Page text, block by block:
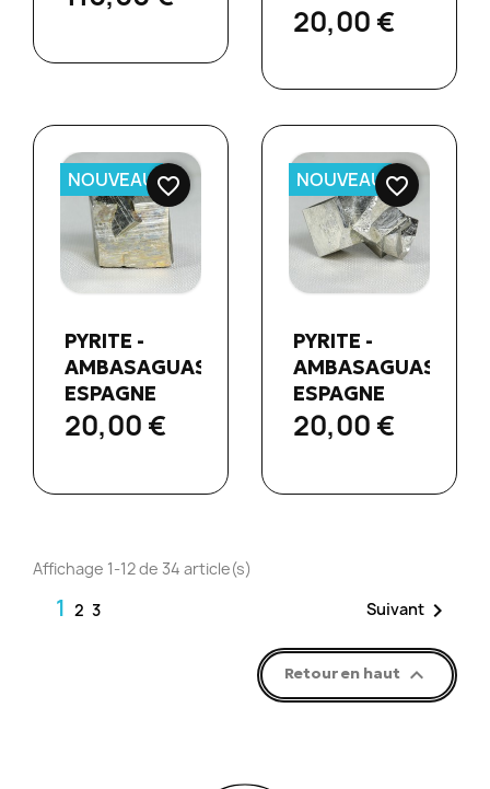
20,00 €
rapide
PYRITE -
AMBASAGUAS,
ESPAGNE
20,00 €
NOUVEAU favorite_border
rapide
PYRITE -
AMBASAGUAS,
ESPAGNE
20,00 €
NOUVEAU favorite_border
Affichage 1-12 de 34 article(s)
1 2 3 Suivant 
Retour en haut 